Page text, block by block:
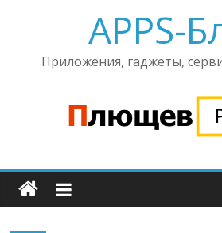
APPS-
Приложения, гаджеты,